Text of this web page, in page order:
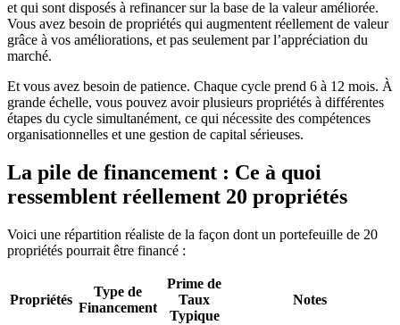
et qui sont disposés à refinancer sur la base de la valeur améliorée.
Vous avez besoin de propriétés qui augmentent réellement de valeur
grâce à vos améliorations, et pas seulement par l’appréciation du
marché.
Et vous avez besoin de patience. Chaque cycle prend 6 à 12 mois. À
grande échelle, vous pouvez avoir plusieurs propriétés à différentes
étapes du cycle simultanément, ce qui nécessite des compétences
organisationnelles et une gestion de capital sérieuses.
La pile de financement : Ce à quoi
ressemblent réellement 20 propriétés
Voici une répartition réaliste de la façon dont un portefeuille de 20
propriétés pourrait être financé :
Propriétés
Type de
Financement
Prime de
Taux
Typique
Notes